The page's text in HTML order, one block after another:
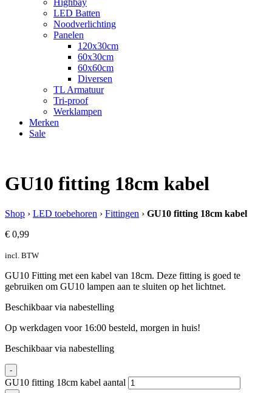
Highbay
LED Batten
Noodverlichting
Panelen
120x30cm
60x30cm
60x60cm
Diversen
TL Armatuur
Tri-proof
Werklampen
Merken
Sale
GU10 fitting 18cm kabel
Shop › LED toebehoren › Fittingen › GU10 fitting 18cm kabel
€ 0,99
incl. BTW
GU10 Fitting met een kabel van 18cm. Deze fitting is goed te
gebruiken om GU10 lampen aan te sluiten op het lichtnet.
Beschikbaar via nabestelling
Op werkdagen voor 16:00 besteld, morgen in huis!
Beschikbaar via nabestelling
-
GU10 fitting 18cm kabel aantal